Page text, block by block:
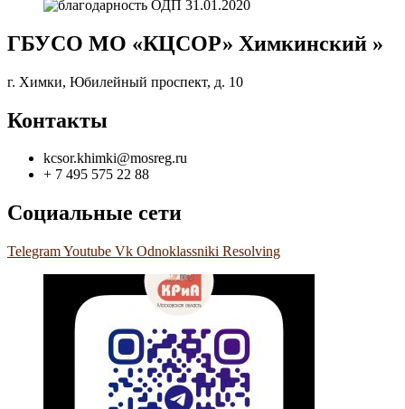
ГБУСО МО «КЦСОР» Химкинский »
г. Химки, Юбилейный проспект, д. 10
Контакты
kcsor.khimki@mosreg.ru
+ 7 495 575 22 88
Социальные сети
TelegramYoutube Vk Odnoklassniki Resolving